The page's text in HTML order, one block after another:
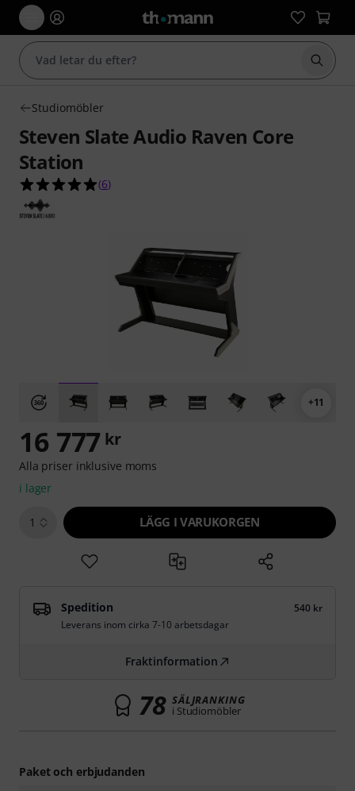
Börja
Studiomöbler
Steven Slate Audio Raven Core
Station
5.0 av 5 stjärnor från 6 kundbetyg
(6)
+11
16 777 kr
Alla priser inklusive moms
i lager
1 LÄGG I VARUKORGEN
Spedition
540 kr
Leverans inom cirka 7-10 arbetsdagar
Fraktinformation
78 SÄLJRANKING
i Studiomöbler
Paket och erbjudanden